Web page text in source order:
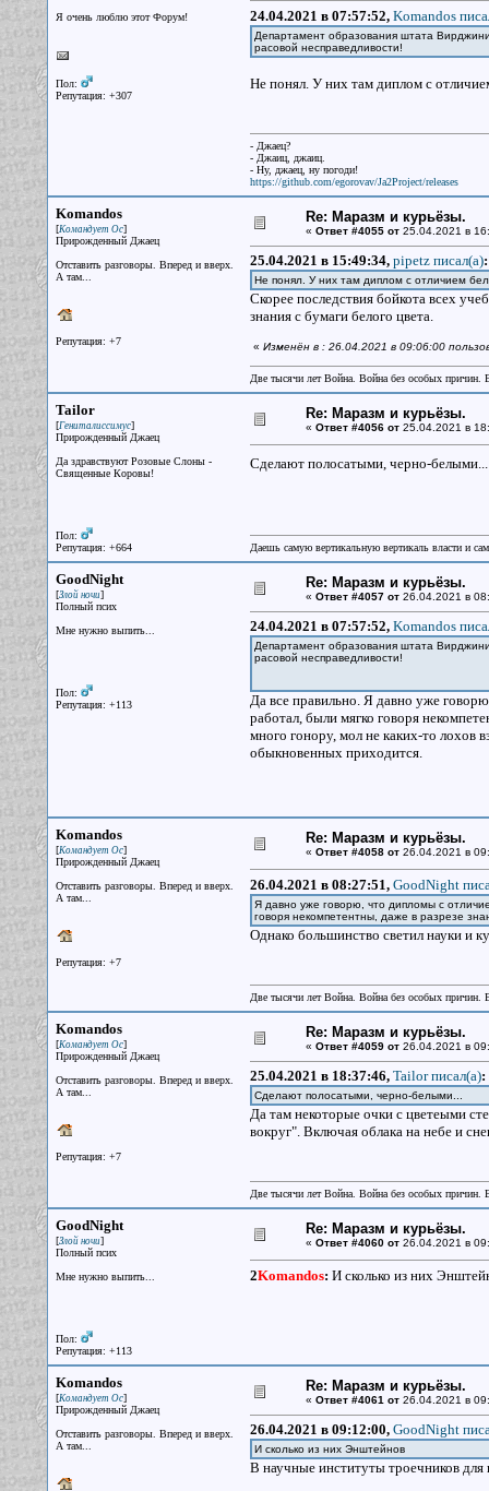
Я очень люблю этот Форум!
Пол:
Репутация: +307
24.04.2021 в 07:57:52, Komandos
Департамент образования штата
расовой несправедливости!
Не понял. У них там диплом с
- Джаец?
- Джаиц, джаиц.
- Ну, джаец, ну погоди!
https://github.com/egorovav/Ja2Project/releases
Komandos
[Командует Ос]
Прирожденный Джаец
Отставить разговоры. Вперед и вверх.
А там...
Репутация: +7
Re: Маразм и курьёзы.
« Ответ #4055 от25.04.2021 в
25.04.2021 в 15:49:34, pipetz писал(a):
Не понял. У них там диплом с отличием
Скорее последствия бойкота всех
знания с бумаги белого цвета.
« Изменён в : 26.04.2021 в 09:06:00
Две тысячи лет Война. Война без особых
Tailor
[Гениталиссимус]
Прирожденный Джаец
Да здравствуют Розовые Слоны -
Священные Коровы!
Пол:
Репутация: +664
Re: Маразм и курьёзы.
« Ответ #4056 от25.04.2021 в
Сделают полосатыми, черно-
Даешь самую вертикальную вертикаль власти и
GoodNight
[Злой ночи]
Полный псих
Мне нужно выпить...
Пол:
Репутация: +113
Re: Маразм и курьёзы.
« Ответ #4057 от26.04.2021 в
24.04.2021 в 07:57:52, Komandos
Департамент образования штата
расовой несправедливости!
Да все правильно. Я давно уже
работал, были мягко говоря
много гонору, мол не каких-то лохов
обыкновенных приходится.
Komandos
[Командует Ос]
Прирожденный Джаец
Отставить разговоры. Вперед и вверх.
А там...
Репутация: +7
Re: Маразм и курьёзы.
« Ответ #4058 от26.04.2021 в
26.04.2021 в 08:27:51, GoodNight
Я давно уже говорю, что дипломы с
говоря некомпетентны, даже в разрезе
Однако большинство светил науки и
Две тысячи лет Война. Война без особых
Komandos
[Командует Ос]
Прирожденный Джаец
Отставить разговоры. Вперед и вверх.
А там...
Репутация: +7
Re: Маразм и курьёзы.
« Ответ #4059 от26.04.2021 в
25.04.2021 в 18:37:46, Tailor писал(a):
Сделают полосатыми, черно-белыми...
Да там некоторые очки с цветеыми
вокруг". Включая облака на небе и
Две тысячи лет Война. Война без особых
GoodNight
[Злой ночи]
Полный псих
Мне нужно выпить...
Пол:
Репутация: +113
Re: Маразм и курьёзы.
« Ответ #4060 от26.04.2021 в
2Komandos: И сколько из них
Komandos
[Командует Ос]
Прирожденный Джаец
Отставить разговоры. Вперед и вверх.
А там...
Re: Маразм и курьёзы.
« Ответ #4061 от26.04.2021 в
26.04.2021 в 09:12:00, GoodNight
И сколько из них Энштейнов
В научные институты троечников